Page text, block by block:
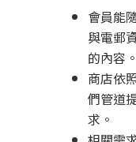
會員能
與電郵
的內容。
商店依
們管道
求。